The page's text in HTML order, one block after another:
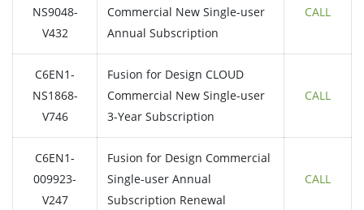
NS9048-
V432
Commercial New Single-user
Annual Subscription
CALL
C6EN1-
NS1868-
V746
Fusion for Design CLOUD
Commercial New Single-user
3-Year Subscription
CALL
C6EN1-
009923-
V247
Fusion for Design Commercial
Single-user Annual
Subscription Renewal
CALL